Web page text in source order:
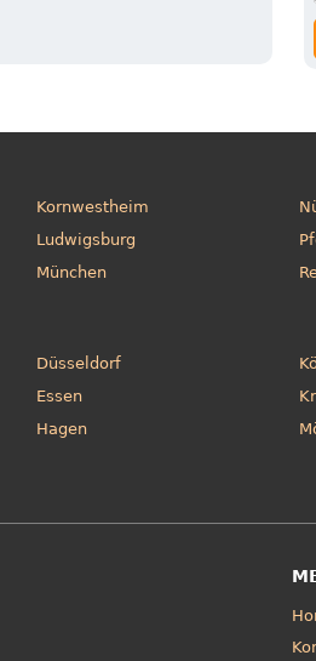
Kornwestheim
Ludwigsburg
München
Düsseldorf
Essen
Hagen